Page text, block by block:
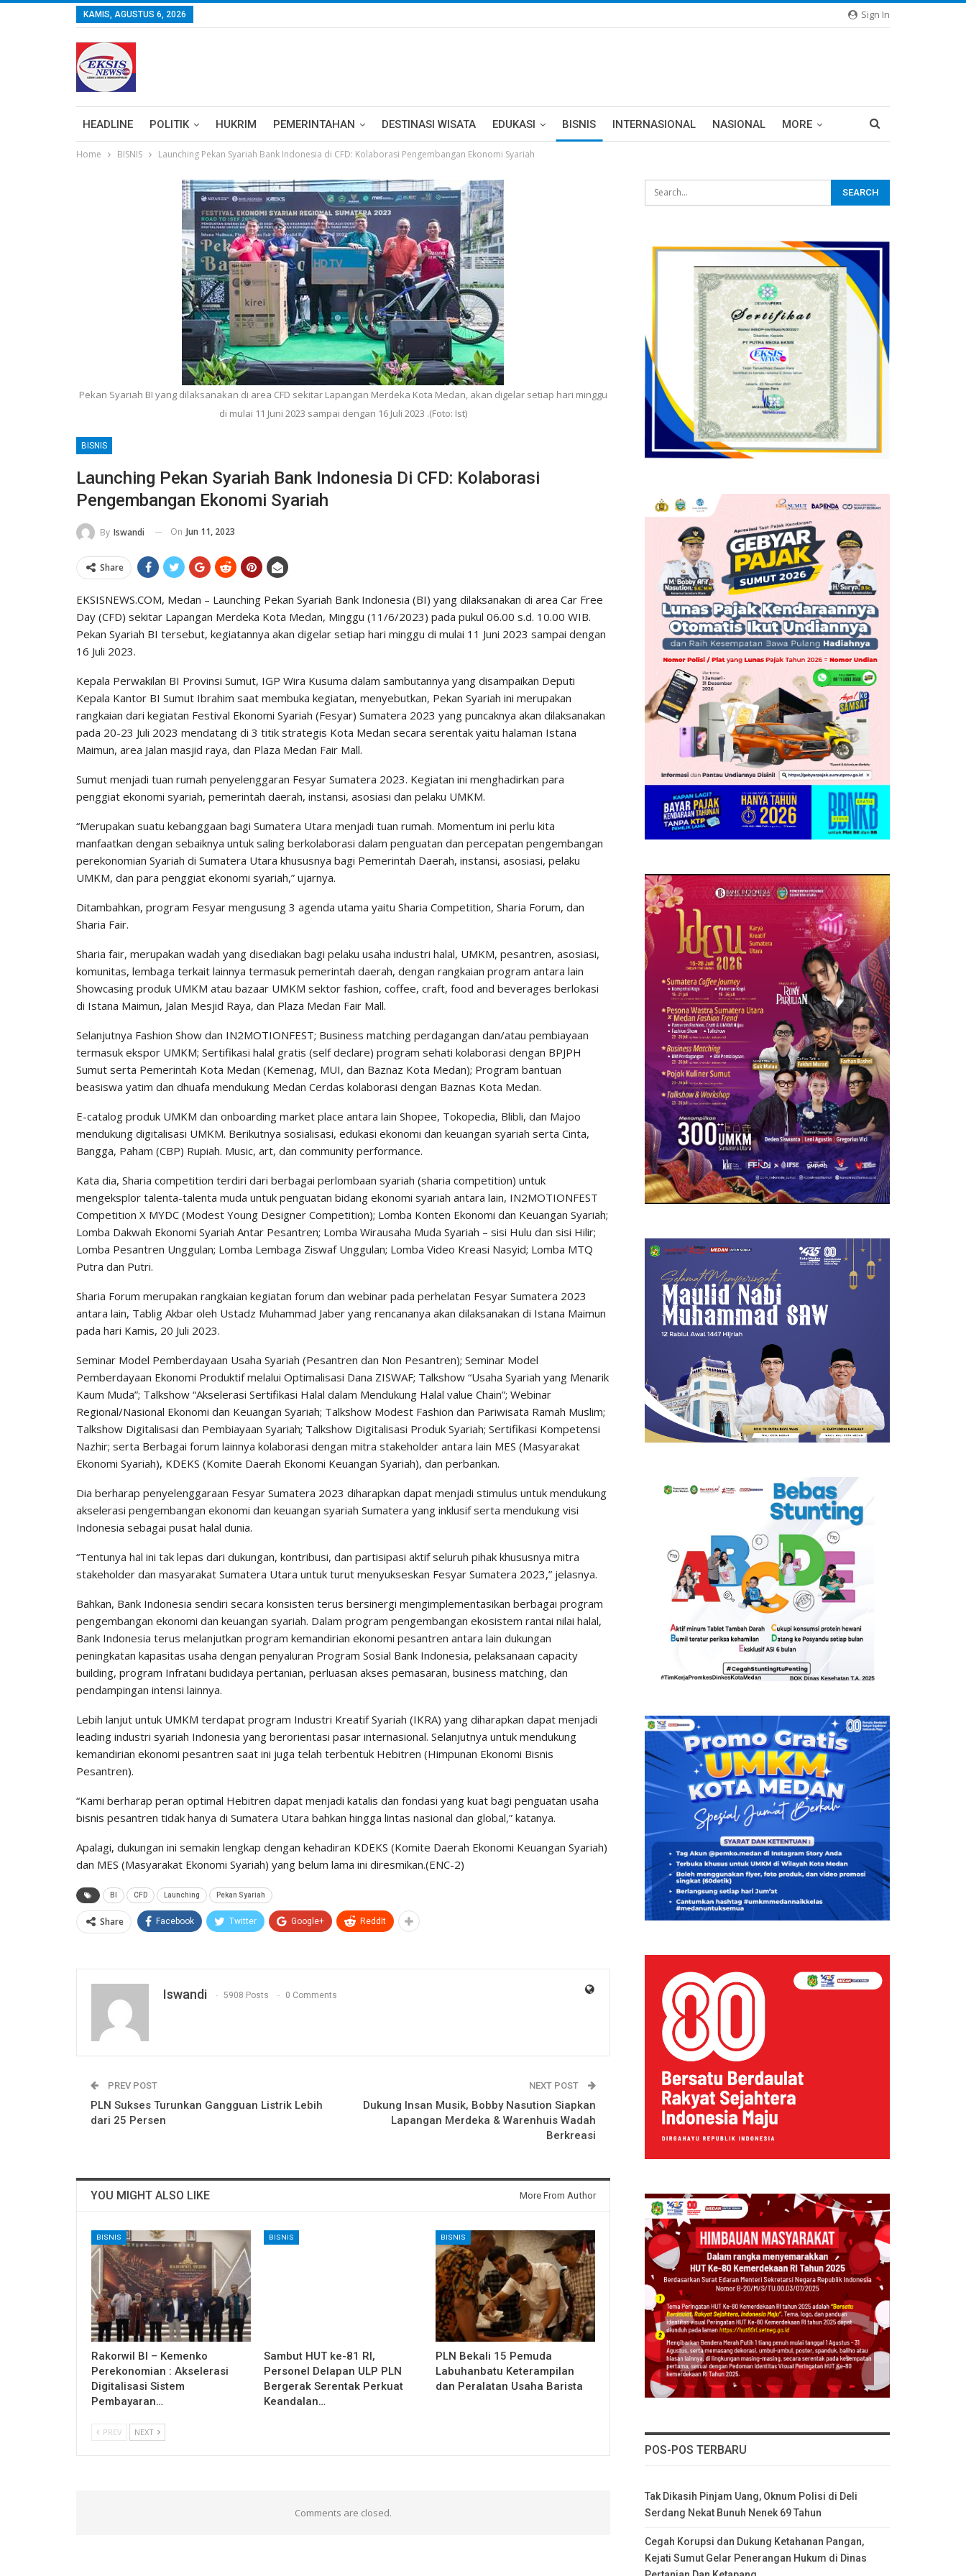
Sign In
KAMIS, AGUSTUS 6, 2026
HEADLINE POLITIK HUKRIM PEMERINTAHAN DESTINASI WISATA EDUKASI BISNIS INTERNASIONAL NASIONAL MORE
Home BISNIS Launching Pekan Syariah Bank Indonesia di CFD: Kolaborasi Pengembangan Ekonomi Syariah
Pekan Syariah BI yang dilaksanakan di area CFD sekitar Lapangan Merdeka Kota Medan, akan digelar setiap hari minggu
di mulai 11 Juni 2023 sampai dengan 16 Juli 2023 .(Foto: Ist)
BISNIS
Launching Pekan Syariah Bank Indonesia Di CFD: Kolaborasi
Pengembangan Ekonomi Syariah
By Iswandi On Jun 11, 2023
Share
EKSISNEWS.COM, Medan – Launching Pekan Syariah Bank Indonesia (BI) yang dilaksanakan di area Car Free
Day (CFD) sekitar Lapangan Merdeka Kota Medan, Minggu (11/6/2023) pada pukul 06.00 s.d. 10.00 WIB.
Pekan Syariah BI tersebut, kegiatannya akan digelar setiap hari minggu di mulai 11 Juni 2023 sampai dengan
16 Juli 2023.
Kepala Perwakilan BI Provinsi Sumut, IGP Wira Kusuma dalam sambutannya yang disampaikan Deputi
Kepala Kantor BI Sumut Ibrahim saat membuka kegiatan, menyebutkan, Pekan Syariah ini merupakan
rangkaian dari kegiatan Festival Ekonomi Syariah (Fesyar) Sumatera 2023 yang puncaknya akan dilaksanakan
pada 20-23 Juli 2023 mendatang di 3 titik strategis Kota Medan secara serentak yaitu halaman Istana
Maimun, area Jalan masjid raya, dan Plaza Medan Fair Mall.
Sumut menjadi tuan rumah penyelenggaran Fesyar Sumatera 2023. Kegiatan ini menghadirkan para
penggiat ekonomi syariah, pemerintah daerah, instansi, asosiasi dan pelaku UMKM.
“Merupakan suatu kebanggaan bagi Sumatera Utara menjadi tuan rumah. Momentum ini perlu kita
manfaatkan dengan sebaiknya untuk saling berkolaborasi dalam penguatan dan percepatan pengembangan
perekonomian Syariah di Sumatera Utara khususnya bagi Pemerintah Daerah, instansi, asosiasi, pelaku
UMKM, dan para penggiat ekonomi syariah,” ujarnya.
Ditambahkan, program Fesyar mengusung 3 agenda utama yaitu Sharia Competition, Sharia Forum, dan
Sharia Fair.
Sharia fair, merupakan wadah yang disediakan bagi pelaku usaha industri halal, UMKM, pesantren, asosiasi,
komunitas, lembaga terkait lainnya termasuk pemerintah daerah, dengan rangkaian program antara lain
Showcasing produk UMKM atau bazaar UMKM sektor fashion, coffee, craft, food and beverages berlokasi
di Istana Maimun, Jalan Mesjid Raya, dan Plaza Medan Fair Mall.
Selanjutnya Fashion Show dan IN2MOTIONFEST; Business matching perdagangan dan/atau pembiayaan
termasuk ekspor UMKM; Sertifikasi halal gratis (self declare) program sehati kolaborasi dengan BPJPH
Sumut serta Pemerintah Kota Medan (Kemenag, MUI, dan Baznaz Kota Medan); Program bantuan
beasiswa yatim dan dhuafa mendukung Medan Cerdas kolaborasi dengan Baznas Kota Medan.
E-catalog produk UMKM dan onboarding market place antara lain Shopee, Tokopedia, Blibli, dan Majoo
mendukung digitalisasi UMKM. Berikutnya sosialisasi, edukasi ekonomi dan keuangan syariah serta Cinta,
Bangga, Paham (CBP) Rupiah. Music, art, dan community performance.
Kata dia, Sharia competition terdiri dari berbagai perlombaan syariah (sharia competition) untuk
mengeksplor talenta-talenta muda untuk penguatan bidang ekonomi syariah antara lain, IN2MOTIONFEST
Competition X MYDC (Modest Young Designer Competition); Lomba Konten Ekonomi dan Keuangan Syariah;
Lomba Dakwah Ekonomi Syariah Antar Pesantren; Lomba Wirausaha Muda Syariah – sisi Hulu dan sisi Hilir;
Lomba Pesantren Unggulan; Lomba Lembaga Ziswaf Unggulan; Lomba Video Kreasi Nasyid; Lomba MTQ
Putra dan Putri.
Sharia Forum merupakan rangkaian kegiatan forum dan webinar pada perhelatan Fesyar Sumatera 2023
antara lain, Tablig Akbar oleh Ustadz Muhammad Jaber yang rencananya akan dilaksanakan di Istana Maimun
pada hari Kamis, 20 Juli 2023.
Seminar Model Pemberdayaan Usaha Syariah (Pesantren dan Non Pesantren); Seminar Model
Pemberdayaan Ekonomi Produktif melalui Optimalisasi Dana ZISWAF; Talkshow “Usaha Syariah yang Menarik
Kaum Muda”; Talkshow “Akselerasi Sertifikasi Halal dalam Mendukung Halal value Chain”; Webinar
Regional/Nasional Ekonomi dan Keuangan Syariah; Talkshow Modest Fashion dan Pariwisata Ramah Muslim;
Talkshow Digitalisasi dan Pembiayaan Syariah; Talkshow Digitalisasi Produk Syariah; Sertifikasi Kompetensi
Nazhir; serta Berbagai forum lainnya kolaborasi dengan mitra stakeholder antara lain MES (Masyarakat
Ekonomi Syariah), KDEKS (Komite Daerah Ekonomi Keuangan Syariah), dan perbankan.
Dia berharap penyelenggaraan Fesyar Sumatera 2023 diharapkan dapat menjadi stimulus untuk mendukung
akselerasi pengembangan ekonomi dan keuangan syariah Sumatera yang inklusif serta mendukung visi
Indonesia sebagai pusat halal dunia.
“Tentunya hal ini tak lepas dari dukungan, kontribusi, dan partisipasi aktif seluruh pihak khususnya mitra
stakeholder dan masyarakat Sumatera Utara untuk turut menyukseskan Fesyar Sumatera 2023,” jelasnya.
Bahkan, Bank Indonesia sendiri secara konsisten terus bersinergi mengimplementasikan berbagai program
pengembangan ekonomi dan keuangan syariah. Dalam program pengembangan ekosistem rantai nilai halal,
Bank Indonesia terus melanjutkan program kemandirian ekonomi pesantren antara lain dukungan
peningkatan kapasitas usaha dengan penyaluran Program Sosial Bank Indonesia, pelaksanaan capacity
building, program Infratani budidaya pertanian, perluasan akses pemasaran, business matching, dan
pendampingan intensi lainnya.
Lebih lanjut untuk UMKM terdapat program Industri Kreatif Syariah (IKRA) yang diharapkan dapat menjadi
leading industri syariah Indonesia yang berorientasi pasar internasional. Selanjutnya untuk mendukung
kemandirian ekonomi pesantren saat ini juga telah terbentuk Hebitren (Himpunan Ekonomi Bisnis
Pesantren).
“Kami berharap peran optimal Hebitren dapat menjadi katalis dan fondasi yang kuat bagi penguatan usaha
bisnis pesantren tidak hanya di Sumatera Utara bahkan hingga lintas nasional dan global,” katanya.
Apalagi, dukungan ini semakin lengkap dengan kehadiran KDEKS (Komite Daerah Ekonomi Keuangan Syariah)
dan MES (Masyarakat Ekonomi Syariah) yang belum lama ini diresmikan.(ENC-2)
BI CFD Launching Pekan Syariah
Share Facebook Twitter Google+ ReddIt
Iswandi 5908 Posts 0 Comments
PREV POST
PLN Sukses Turunkan Gangguan Listrik Lebih
dari 25 Persen
NEXT POST
Dukung Insan Musik, Bobby Nasution Siapkan
Lapangan Merdeka & Warenhuis Wadah
Berkreasi
YOU MIGHT ALSO LIKE More From Author
BISNIS
Rakorwil BI – Kemenko
Perekonomian : Akselerasi
Digitalisasi Sistem
Pembayaran…
BISNIS
Sambut HUT ke-81 RI,
Personel Delapan ULP PLN
Bergerak Serentak Perkuat
Keandalan…
BISNIS
PLN Bekali 15 Pemuda
Labuhanbatu Keterampilan
dan Peralatan Usaha Barista
PREV NEXT
Comments are closed.
POS-POS TERBARU
Tak Dikasih Pinjam Uang, Oknum Polisi di Deli
Serdang Nekat Bunuh Nenek 69 Tahun
Cegah Korupsi dan Dukung Ketahanan Pangan,
Kejati Sumut Gelar Penerangan Hukum di Dinas